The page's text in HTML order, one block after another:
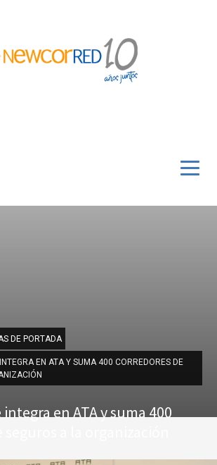
DE PORTADA
EN ATA Y SUMA 400 CORREDORES DE
en ATA y suma 400